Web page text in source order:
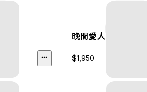
晚間愛人
$1,950